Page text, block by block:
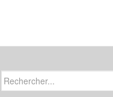
Search
for: